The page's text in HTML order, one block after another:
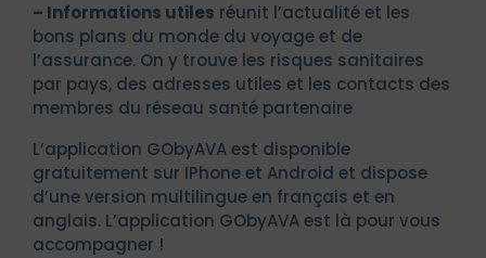
– Informations utiles réunit l’actualité et les
bons plans du monde du voyage et de
l’assurance. On y trouve les risques sanitaires
par pays, des adresses utiles et les contacts des
membres du réseau santé partenaire
L’application GObyAVA est disponible
gratuitement sur IPhone et Android et dispose
d’une version multilingue en français et en
anglais. L’application GObyAVA est là pour vous
accompagner !